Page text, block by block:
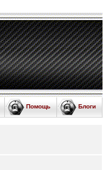
Блоги
Помощь